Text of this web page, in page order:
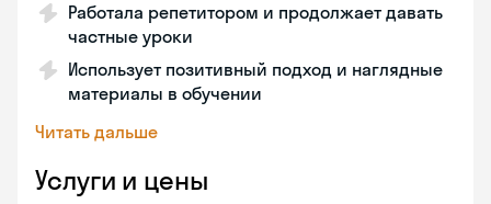
Работала репетитором и продолжает давать
частные уроки
Использует позитивный подход и наглядные
материалы в обучении
Читать дальше
Услуги и цены